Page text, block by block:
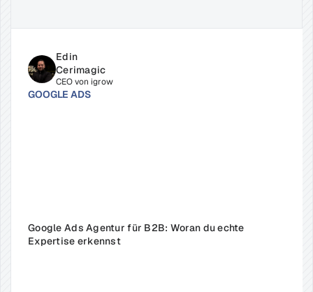
Edin
Cerimagic
CEO von igrow
GOOGLE ADS
Google Ads Agentur für B2B: Woran du echte
Expertise erkennst